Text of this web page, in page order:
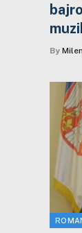
By